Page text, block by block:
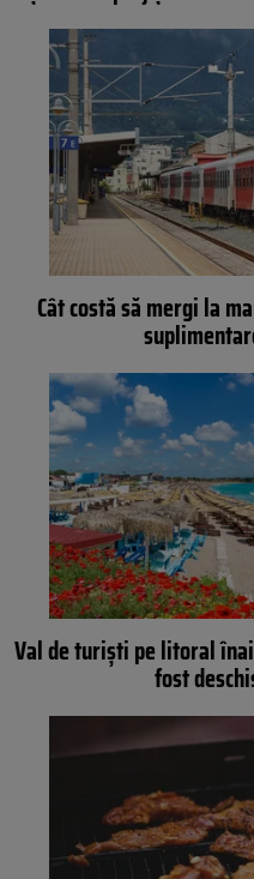
Cât costă să mergi la
Val de turiști pe litoral
fost